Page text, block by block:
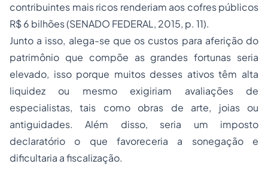
contribuintes mais ricos renderiam aos cofres públicos
R$ 6 bilhões (SENADO FEDERAL, 2015, p. 11).
Junto a isso, alega-se que os custos para aferição do
patrimônio que compõe as grandes fortunas seria
elevado, isso porque muitos desses ativos têm alta
liquidez ou mesmo exigiriam avaliações de
especialistas, tais como obras de arte, joias ou
antiguidades. Além disso, seria um imposto
declaratório o que favoreceria a sonegação e
dificultaria a fiscalização.